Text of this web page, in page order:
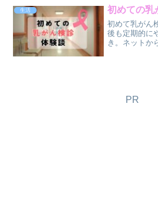
ました。また
った事もあっ
生活 初めての乳
初めて乳がん
後も定期的に
き。ネットか
PR